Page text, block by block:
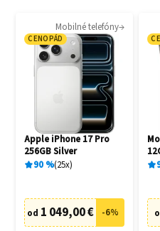
Mobilné telefóny
CENOPÁD
Apple iPhone 17 Pro
256GB Silver
90% 25x
od 1 049,00 € -6%